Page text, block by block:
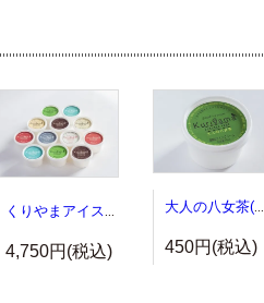
くりやまアイス１２個セット
4,750円(税込)
大人の八女茶(単品)
450円(税込)